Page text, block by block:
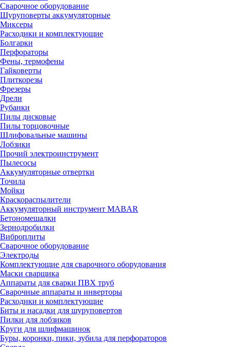
Сварочное оборудование
Шуруповерты аккумуляторные
Миксеры
Расходики и комплектующие
Болгарки
Перфораторы
Фены, термофены
Гайковерты
Плиткорезы
Фрезеры
Дрели
Рубанки
Пилы дисковые
Пилы торцовочные
Шлифовальные машины
Лобзики
Прочий электроинструмент
Пылесосы
Аккумуляторные отвертки
Точила
Мойки
Краскораспылители
Аккумуляторный инструмент MABAR
Бетономешалки
Зернодробилки
Виброплиты
Сварочное оборудование
Электроды
Комплектующие для сварочного оборудования
Маски сварщика
Аппараты для сварки ПВХ труб
Сварочные аппараты и инверторы
Расходики и комплектующие
Биты и насадки для шуруповертов
Пилки для лобзиков
Круги для шлифмашинок
Буры, коронки, пики, зубила для перфораторов